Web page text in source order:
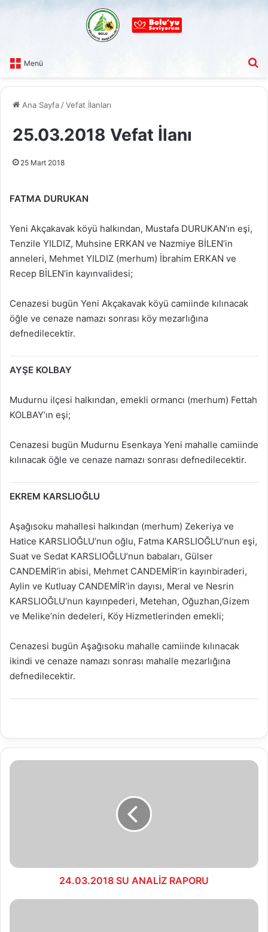
Menü
Ana Sayfa /Vefat İlanları
25.03.2018 Vefat İlanı
25 Mart 2018
FATMA DURUKAN
Yeni Akçakavak köyü halkından, Mustafa DURUKAN’ın eşi,
Tenzile YILDIZ, Muhsine ERKAN ve Nazmiye BİLEN’in
anneleri, Mehmet YILDIZ (merhum) İbrahim ERKAN ve
Recep BİLEN’in kayınvalidesi;
Cenazesi bugün Yeni Akçakavak köyü camiinde kılınacak
öğle ve cenaze namazı sonrası köy mezarlığına
defnedilecektir.
AYŞE KOLBAY
Mudurnu ilçesi halkından, emekli ormancı (merhum) Fettah
KOLBAY’ın eşi;
Cenazesi bugün Mudurnu Esenkaya Yeni mahalle camiinde
kılınacak öğle ve cenaze namazı sonrası defnedilecektir.
EKREM KARSLIOĞLU
Aşağısoku mahallesi halkından (merhum) Zekeriya ve
Hatice KARSLIOĞLU’nun oğlu, Fatma KARSLIOĞLU’nun eşi,
Suat ve Sedat KARSLIOĞLU’nun babaları, Gülser
CANDEMİR’in abisi, Mehmet CANDEMİR’in kayınbiraderi,
Aylin ve Kutluay CANDEMİR’in dayısı, Meral ve Nesrin
KARSLIOĞLU’nun kayınpederi, Metehan, Oğuzhan,Gizem
ve Melike’nin dedeleri, Köy Hizmetlerinden emekli;
Cenazesi bugün Aşağısoku mahalle camiinde kılınacak
ikindi ve cenaze namazı sonrası mahalle mezarlığına
defnedilecektir.
24.03.2018
24.03.2018 SU ANALİZ RAPORU
26.03.2018